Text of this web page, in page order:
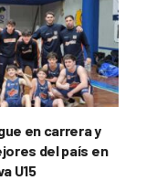
en carrera y
del país en
U15